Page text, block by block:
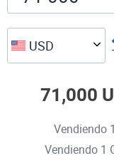
USD
71,000
Vendiendo
Vendiendo 1